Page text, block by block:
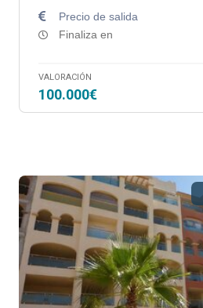
Precio de salida
Finaliza en
VALORACIÓN
100.000€